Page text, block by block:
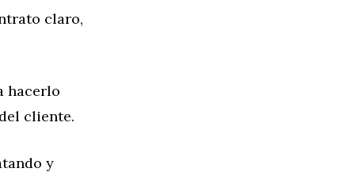
claro,
hacerlo
cliente.
y